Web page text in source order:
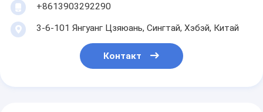
+8613903292290
3-6-101 Янгуанг Цзяюань, Сингтай, Хэбэй, Китай
Контакт